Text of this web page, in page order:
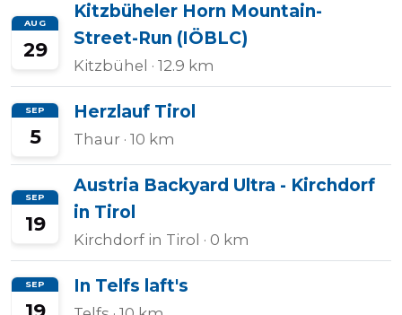
AUG
29
Kitzbüheler Horn Mountain-
Street-Run (IÖBLC)
Kitzbühel · 12.9 km
SEP
5
Herzlauf Tirol
Thaur · 10 km
SEP
19
Austria Backyard Ultra - Kirchdorf
in Tirol
Kirchdorf in Tirol · 0 km
SEP In Telfs laft's